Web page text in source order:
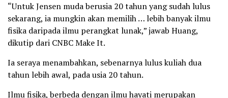
“Untuk Jensen muda berusia 20 tahun yang sudah lulus
sekarang, ia mungkin akan memilih … lebih banyak ilmu
fisika daripada ilmu perangkat lunak,” jawab Huang,
dikutip dari CNBC Make It.
Ia seraya menambahkan, sebenarnya lulus kuliah dua
tahun lebih awal, pada usia 20 tahun.
Ilmu fisika, berbeda dengan ilmu hayati merupakan